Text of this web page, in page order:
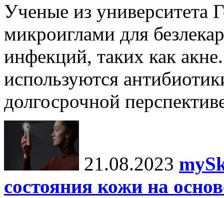
Ученые из университета
микроиглами для
инфекций, таких как
используются
долгосрочной
21.08.2023
состояния кожи на